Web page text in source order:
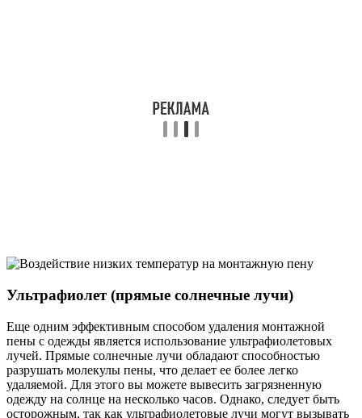
Ультрафиолет (прямые солнечные лучи)
Еще одним эффективным способом удаления монтажной
пены с одежды является использование ультрафиолетовых
лучей. Прямые солнечные лучи обладают способностью
разрушать молекулы пены, что делает ее более легко
удаляемой. Для этого вы можете вывесить загрязненную
одежду на солнце на несколько часов. Однако, следует быть
осторожным, так как ультрафиолетовые лучи могут вызывать